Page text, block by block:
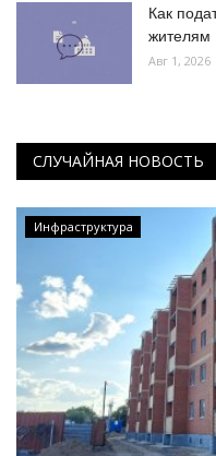
Как
жителям
Авг 1, 2026
СЛУЧАЙНАЯ НОВОСТЬ
Инфраструктура